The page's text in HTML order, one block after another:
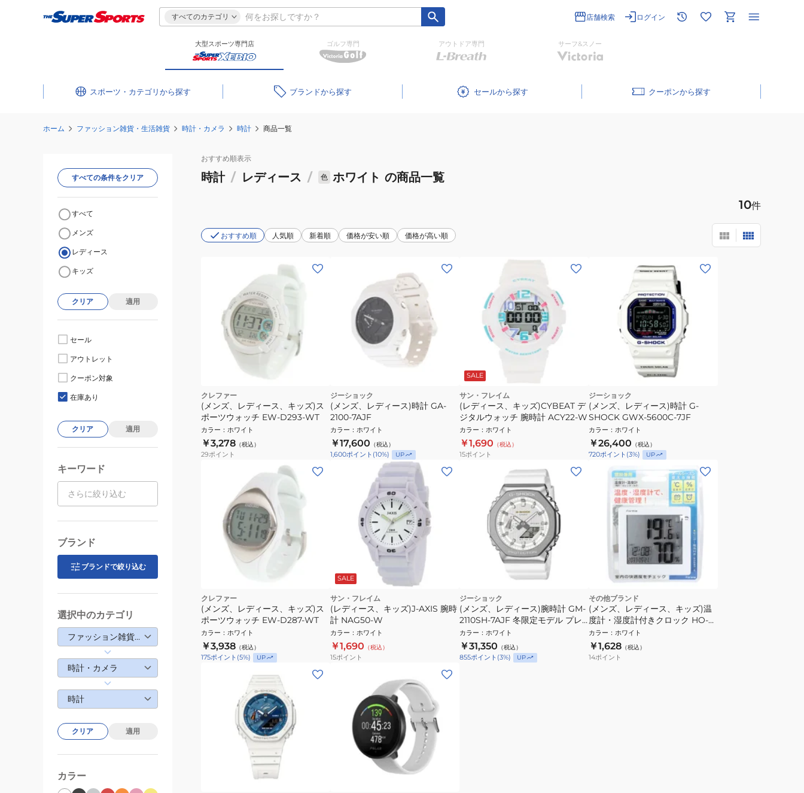
すべてのカテゴリ 店舗検索 ログイン
大型スポーツ専門店 ゴルフ専門 アウトドア専門 サーフ&スノー
スポーツ・カテゴリ ブランド セール クーポン
ホーム ファッション雑貨・生活雑貨 時計・カメラ 時計 商品一覧
おすすめ順表示
時計 / レディース / 色 ホワイト の商品一覧
10件
おすすめ順 人気順 新着順 価格が安い順 価格が高い順
クレファー
(メンズ、レディース、キッズ)ス
ポーツウォッチ EW-D293-WT
カラー ： ホワイト
￥3,278 （税込）
29ポイント
ジーショック
(メンズ、レディース)時計 GA-
2100-7AJF
カラー ： ホワイト
￥17,600 （税込）
1,600ポイント (10%) UP
SALE
サン・フレイム
(レディース、キッズ)CYBEAT デ
ジタルウォッチ 腕時計 ACY22-W
カラー ： ホワイト
￥1,690 （税込）
15ポイント
ジーショック
(メンズ、レディース)時計 G-
SHOCK GWX-5600C-7JF
カラー ： ホワイト
￥26,400 （税込）
720ポイント (3%) UP
クレファー
(メンズ、レディース、キッズ)ス
ポーツウォッチ EW-D287-WT
カラー ： ホワイト
￥3,938 （税込）
175ポイント (5%) UP
SALE
サン・フレイム
(レディース、キッズ)J-AXIS 腕時
計 NAG50-W
カラー ： ホワイト
￥1,690 （税込）
15ポイント
ジーショック
(メンズ、レディース)腕時計 GM-
2110SH-7AJF 冬限定モデル プレ
シャスハートコレクション 白
カラー ： ホワイト
￥31,350 （税込）
855ポイント (3%) UP
その他ブランド
(メンズ、レディース、キッズ)温
度計・湿度計付きクロック HO-
001
カラー ： ホワイト
￥1,628 （税込）
14ポイント
すべての条件をクリア
すべて
メンズ
レディース
キッズ
クリア 適用
セール
アウトレット
クーポン対象
在庫あり
クリア 適用
キーワード
ブランド
ブランドで絞り込む
選択中のカテゴリ
ファッション雑貨・生活雑貨
時計・カメラ
時計
クリア 適用
カラー